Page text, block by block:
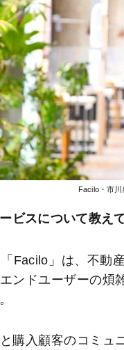
Facilo・市
ビスについて教えて
Facilo」は、不動
ンドユーザーの煩
購入顧客のコミュ